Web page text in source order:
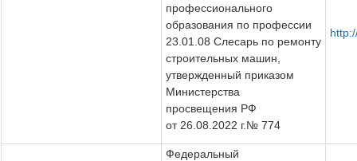
профессионального
образования по профессии
23.01.08 Слесарь по ремонту
строительных машин,
утвержденный приказом
Министерства
просвещения РФ
от 26.08.2022 г.№ 774
Федеральный